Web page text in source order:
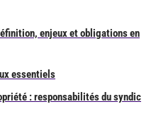
enjeux et obligations en
essentiels
: responsabilités du syndic